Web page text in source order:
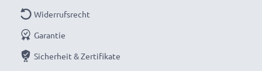
Widerrufsrecht
Garantie
Sicherheit & Zertifikate